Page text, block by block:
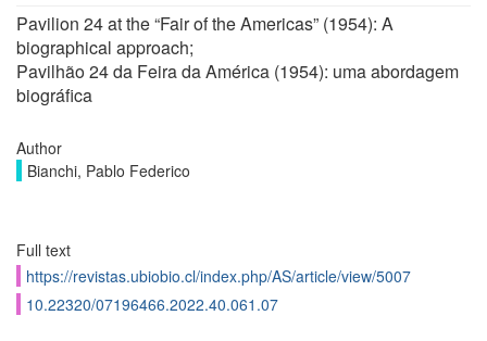
Pavilion 24 at the “Fair of the Americas” (1954): A
biographical approach;
Pavilhão 24 da Feira da América (1954): uma abordagem
biográfica
Author
Bianchi, Pablo Federico
Full text
https://revistas.ubiobio.cl/index.php/AS/article/view/5007
10.22320/07196466.2022.40.061.07